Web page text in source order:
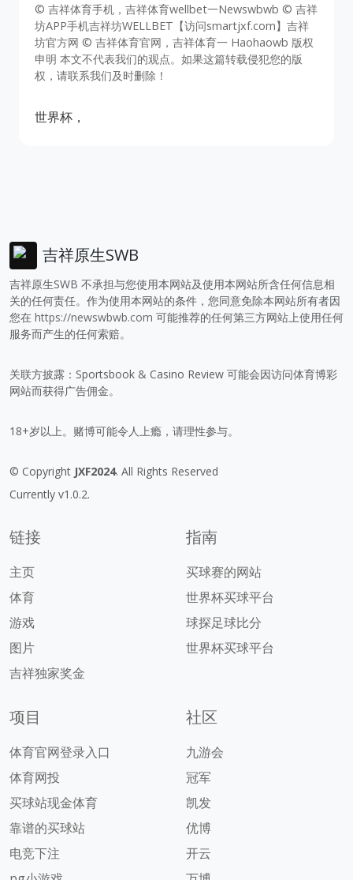
© 吉祥体育手机，吉祥体育wellbet一Newswbwb © 吉祥
坊APP手机吉祥坊WELLBET【访问smartjxf.com】吉祥
坊官方网 © 吉祥体育官网，吉祥体育一 Haohaowb 版权
申明 本文不代表我们的观点。如果这篇转载侵犯您的版
权，请联系我们及时删除！
世界杯，
吉祥原生SWB
吉祥原生SWB 不承担与您使用本网站及使用本网站所含任何信息相
关的任何责任。作为使用本网站的条件，您同意免除本网站所有者因
您在 https://newswbwb.com 可能推荐的任何第三方网站上使用任何
服务而产生的任何索赔。
关联方披露：Sportsbook & Casino Review 可能会因访问体育博彩
网站而获得广告佣金。
18+岁以上。赌博可能令人上瘾，请理性参与。
© Copyright JXF2024. All Rights Reserved
Currently v1.0.2.
链接
主页
体育
游戏
图片
吉祥独家奖金
指南
买球赛的网站
世界杯买球平台
球探足球比分
世界杯买球平台
项目
体育官网登录入口
体育网投
买球站现金体育
靠谱的买球站
电竞下注
社区
九游会
冠军
凯发
优博
开云